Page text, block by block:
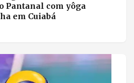
Pantanal com yôga
em Cuiabá